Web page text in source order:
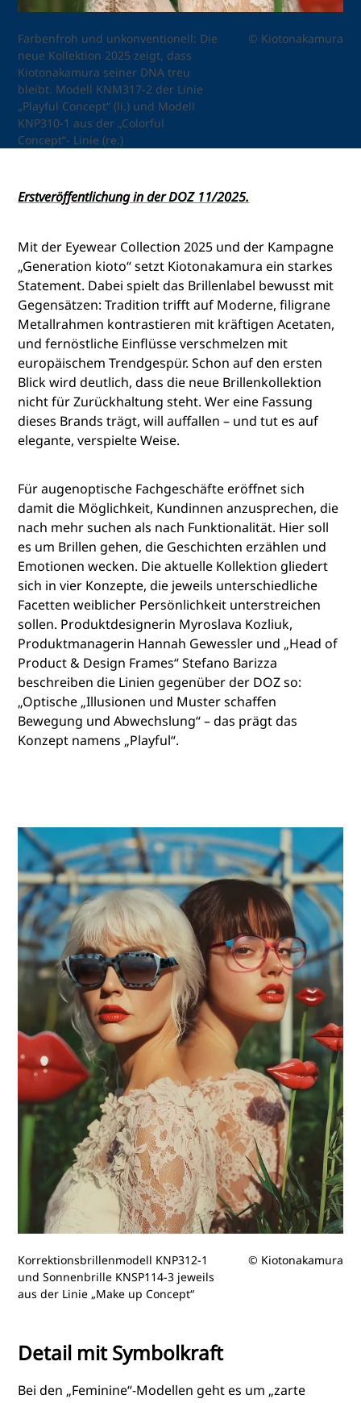
Farbenfroh und unkonventionell: Die
neue Kollektion 2025 zeigt, dass
Kiotonakamura seiner DNA treu
bleibt. Modell KNM317-2 der Linie
„Playful Concept“ (li.) und Modell
KNP310-1 aus der „Colorful
Concept“- Linie (re.)
© Kiotonakamura
Erstveröffentlichung in der DOZ 11/2025.
Mit der Eyewear Collection 2025 und der Kampagne
„Generation kioto“ setzt Kiotonakamura ein starkes
Statement. Dabei spielt das Brillenlabel bewusst mit
Gegensätzen: Tradition trifft auf Moderne, filigrane
Metallrahmen kontrastieren mit kräftigen Acetaten,
und fernöstliche Einflüsse verschmelzen mit
europäischem Trendgespür. Schon auf den ersten
Blick wird deutlich, dass die neue Brillenkollektion
nicht für Zurückhaltung steht. Wer eine Fassung
dieses Brands trägt, will auffallen – und tut es auf
elegante, verspielte Weise.
Für augenoptische Fachgeschäfte eröffnet sich
damit die Möglichkeit, Kundinnen anzusprechen, die
nach mehr suchen als nach Funktionalität. Hier soll
es um Brillen gehen, die Geschichten erzählen und
Emotionen wecken. Die aktuelle Kollektion gliedert
sich in vier Konzepte, die jeweils unterschiedliche
Facetten weiblicher Persönlichkeit unterstreichen
sollen. Produktdesignerin Myroslava Kozliuk,
Produktmanagerin Hannah Gewessler und „Head of
Product & Design Frames“ Stefano Barizza
beschreiben die Linien gegenüber der DOZ so:
„Optische „Illusionen und Muster schaffen
Bewegung und Abwechslung“ – das prägt das
Konzept namens „Playful“.
Korrektionsbrillenmodell KNP312-1
und Sonnenbrille KNSP114-3 jeweils
aus der Linie „Make up Concept“
© Kiotonakamura
Detail mit Symbolkraft
Bei den „Feminine“-Modellen geht es um „zarte